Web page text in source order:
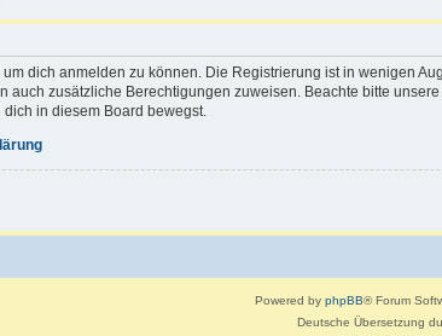
dich anmelden zu können. Die Registrierung ist in wenigen
auch zusätzliche Berechtigungen zuweisen. Beachte bitte
in diesem Board bewegst.
Powered by phpBB® Forum
Deutsche Übersetzung